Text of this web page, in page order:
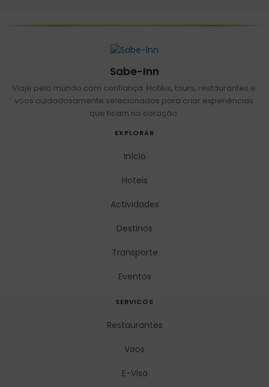
Sabe-Inn
Viaje pelo mundo com confiança. Hotéis, tours, restaurantes e
voos cuidadosamente selecionados para criar experiências
que ficam no coração.
EXPLORAR
Início
Hoteis
Actividades
Destinos
Transporte
Eventos
SERVICOS
Restaurantes
Voos
E-Visa